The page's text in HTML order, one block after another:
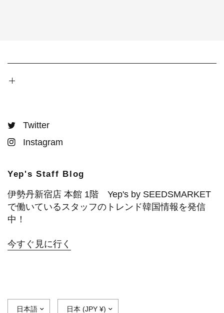
Twitter
Instagram
Yep's Staff Blog
伊勢丹新宿店 本館 1階 Yep's by SEEDSMARKET
で働いているスタッフのトレンド韓国情報を発信
中！
今すぐ見に行く